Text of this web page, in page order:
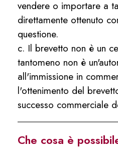
vendere o importare a
direttamente ottenuto
questione.
c. Il brevetto non è un
tantomeno non è
all'immissione in
l'ottenimento del
successo commerciale
Che cosa è